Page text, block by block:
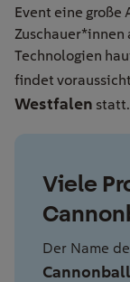
Event eine große
Zuschauer*innen
Technologien
findet
Westfalen statt.
Viele
Der Name